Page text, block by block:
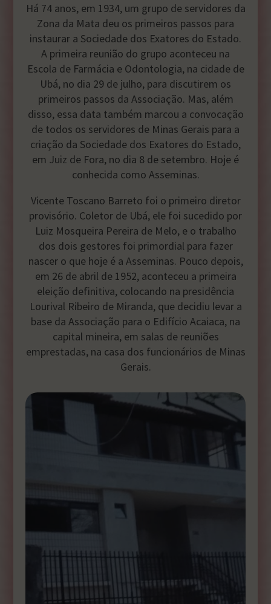
Há 74 anos, em 1934, um grupo de servidores da
Zona da Mata deu os primeiros passos para
instaurar a Sociedade dos Exatores do Estado.
A primeira reunião do grupo aconteceu na
Escola de Farmácia e Odontologia, na cidade de
Ubá, no dia 29 de julho, para discutirem os
primeiros passos da Associação. Mas, além
disso, essa data também marcou a convocação
de todos os servidores de Minas Gerais para a
criação da Sociedade dos Exatores do Estado,
em Juiz de Fora, no dia 8 de setembro. Hoje é
conhecida como Asseminas.
Vicente Toscano Barreto foi o primeiro diretor
provisório. Coletor de Ubá, ele foi sucedido por
Luiz Mosqueira Pereira de Melo, e o trabalho
dos dois gestores foi primordial para fazer
nascer o que hoje é a Asseminas. Pouco depois,
em 26 de abril de 1952, aconteceu a primeira
eleição definitiva, colocando na presidência
Lourival Ribeiro de Miranda, que decidiu levar a
base da Associação para o Edifício Acaiaca, na
capital mineira, em salas de reuniões
emprestadas, na casa dos funcionários de Minas
Gerais.